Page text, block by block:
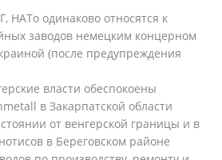
НАТо одинаково относятся к
заводов немецким концерном
(после предупреждения
власти обеспокоены
в Закарпатской области
от венгерской границы и в
в Береговском районе